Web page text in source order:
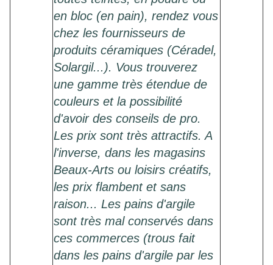
en bloc (en pain), rendez vous
chez les fournisseurs de
produits céramiques (Céradel,
Solargil...). Vous trouverez
une gamme très étendue de
couleurs et la possibilité
d'avoir des conseils de pro.
Les prix sont très attractifs. A
l'inverse, dans les magasins
Beaux-Arts ou loisirs créatifs,
les prix flambent et sans
raison... Les pains d'argile
sont très mal conservés dans
ces commerces (trous fait
dans les pains d'argile par les